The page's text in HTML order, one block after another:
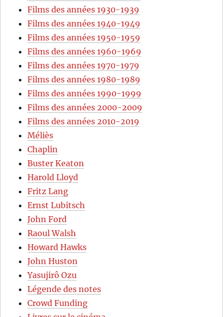
Films des années 1930-1939
Films des années 1940-1949
Films des années 1950-1959
Films des années 1960-1969
Films des années 1970-1979
Films des années 1980-1989
Films des années 1990-1999
Films des années 2000-2009
Films des années 2010-2019
Méliès
Chaplin
Buster Keaton
Harold Lloyd
Fritz Lang
Ernst Lubitsch
John Ford
Raoul Walsh
Howard Hawks
John Huston
Yasujirô Ozu
Légende des notes
Crowd Funding